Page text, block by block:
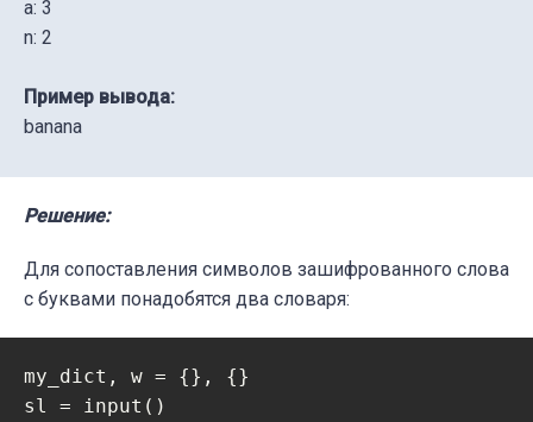
a: 3
n: 2
Пример вывода:
banana
Решение:
Для сопоставления символов зашифрованного слова
с буквами понадобятся два словаря:
my_dict, w = {}, {}